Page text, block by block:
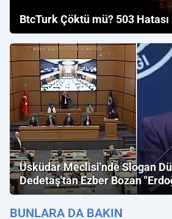
BtcTurk Çöktü mü? 503
Üsküdar Meclisi'nde Slogan
Dedetaş'tan Ezber Bozan
"İmamoğlu" Çıkışı!
BUNLARA DA BAKIN